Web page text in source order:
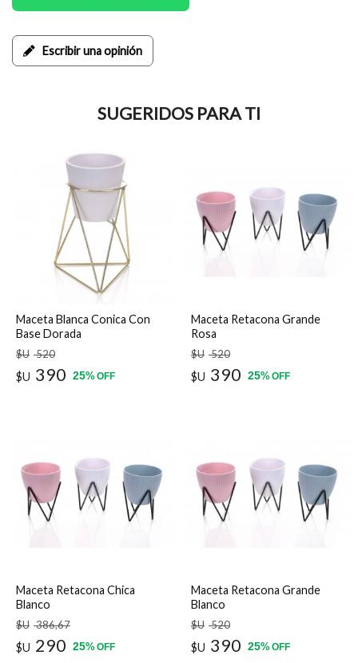
Escribir una opinión
SUGERIDOS PARA TI
Maceta Blanca Conica Con
Base Dorada
$U 520
$U 390 25%OFF
Maceta Retacona Grande
Rosa
$U 520
$U 390 25%OFF
Maceta Retacona Chica
Blanco
$U 386,67
$U 290 25%OFF
Maceta Retacona Grande
Blanco
$U 520
$U 390 25%OFF